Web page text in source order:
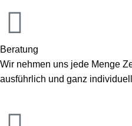
Beratung
Wir nehmen uns jede Menge
ausführlich und ganz